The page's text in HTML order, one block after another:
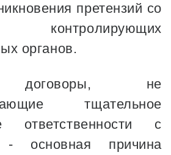
претензий со
органов.
договоры, не
тщательное
ответственности с
- основная причина